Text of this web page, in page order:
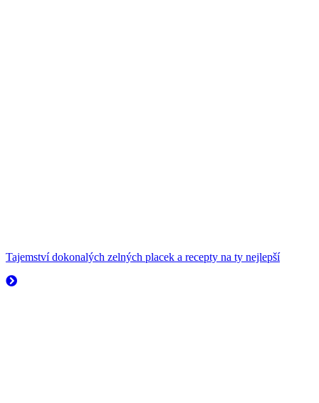
Tajemství dokonalých zelných placek a recepty na ty nejlepší